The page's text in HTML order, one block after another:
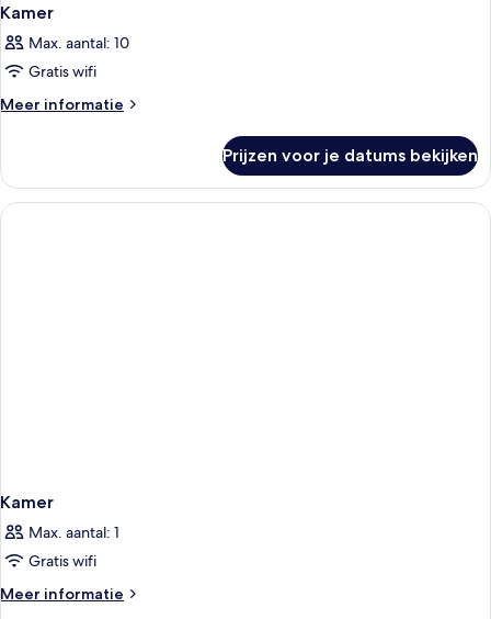
Kamer
Max. aantal: 10
Gratis wifi
Meer informatie
Meer
Prijzen voor je datums bekijken
Kamer
Max. aantal: 1
Gratis wifi
Meer informatie
Meer